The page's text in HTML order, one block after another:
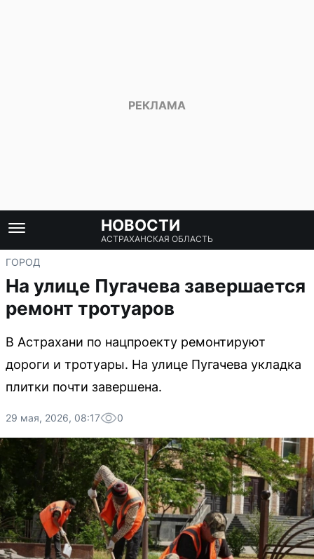
НОВОСТИ
АСТРАХАНСКАЯ ОБЛАСТЬ
ГОРОД
На улице Пугачева завершается
ремонт тротуаров
В Астрахани по нацпроекту ремонтируют
дороги и тротуары. На улице Пугачева укладка
плитки почти завершена.
29 мая, 2026, 08:17 0